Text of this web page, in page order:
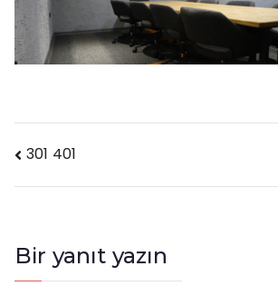
Yazı
gezinmesi
301 401
Bir yanıt yazın